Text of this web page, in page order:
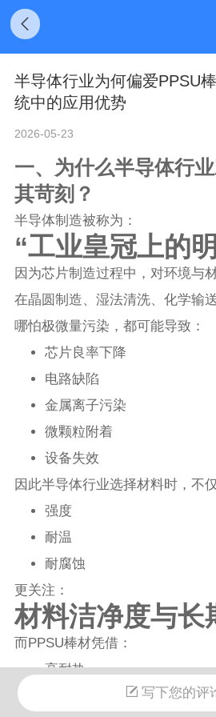
半导体行业为何偏爱PPSU
统中的应用优势
2026-05-23
一、为什么半导体行
其苛刻？
半导体制造被称为：
“工业皇冠上的
因为芯片制造过程中，对环境与
在晶圆制造、湿法清洗、化学输
哪怕极微量污染，都可能导致：
芯片良率下降
电路缺陷
金属离子污染
微颗粒附着
设备失效
因此半导体行业选择材料时，不
强度
耐温
耐腐蚀
更关注：
材料洁净度与长
而PPSU棒材凭借：
高耐热
写下您的评